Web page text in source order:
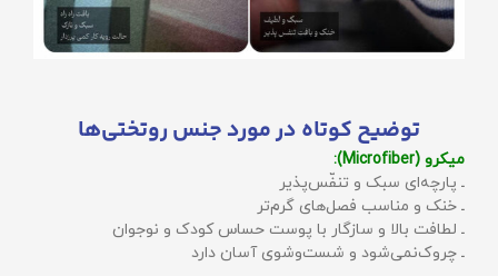
توضیح کوتاه در مورد جنس روتختی‌ها
میکرو (Microfiber):
ـ پارچه‌ای سبک و تنفّس‌پذیر
ـ خنک و مناسب فصل‌های گرم‌تر
ـ لطافت بالا و سازگار با پوست حساس کودک و نوجوان
ـ چروک‌نمی‌شود و شست‌وشوی آسان دارد